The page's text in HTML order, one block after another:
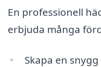
En professionell
erbjuda många
Skapa en